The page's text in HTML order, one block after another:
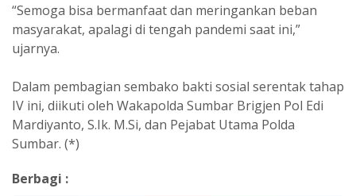
“Semoga bisa bermanfaat dan meringankan beban
masyarakat, apalagi di tengah pandemi saat ini,”
ujarnya.
Dalam pembagian sembako bakti sosial serentak tahap
IV ini, diikuti oleh Wakapolda Sumbar Brigjen Pol Edi
Mardiyanto, S.Ik. M.Si, dan Pejabat Utama Polda
Sumbar. (*)
Berbagi :